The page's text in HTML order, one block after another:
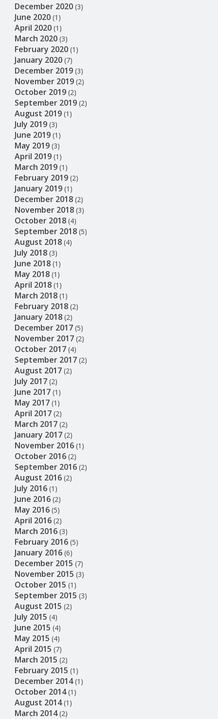
December 2020 (3)
June 2020 (1)
April 2020 (1)
March 2020 (3)
February 2020 (1)
January 2020 (7)
December 2019 (3)
November 2019 (2)
October 2019 (2)
September 2019 (2)
August 2019 (1)
July 2019 (3)
June 2019 (1)
May 2019 (3)
April 2019 (1)
March 2019 (1)
February 2019 (2)
January 2019 (1)
December 2018 (2)
November 2018 (3)
October 2018 (4)
September 2018 (5)
August 2018 (4)
July 2018 (3)
June 2018 (1)
May 2018 (1)
April 2018 (1)
March 2018 (1)
February 2018 (2)
January 2018 (2)
December 2017 (5)
November 2017 (2)
October 2017 (4)
September 2017 (2)
August 2017 (2)
July 2017 (2)
June 2017 (1)
May 2017 (1)
April 2017 (2)
March 2017 (2)
January 2017 (2)
November 2016 (1)
October 2016 (2)
September 2016 (2)
August 2016 (2)
July 2016 (1)
June 2016 (2)
May 2016 (5)
April 2016 (2)
March 2016 (3)
February 2016 (5)
January 2016 (6)
December 2015 (7)
November 2015 (3)
October 2015 (1)
September 2015 (3)
August 2015 (2)
July 2015 (4)
June 2015 (4)
May 2015 (4)
April 2015 (7)
March 2015 (2)
February 2015 (1)
December 2014(1)
October 2014(1)
August 2014(1)
March 2014(2)